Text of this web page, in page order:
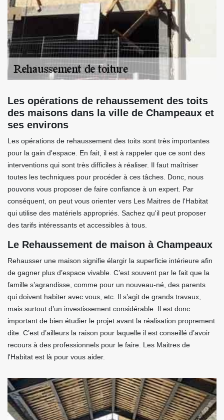
Les opérations de rehaussement des toits
des maisons dans la ville de Champeaux et
ses environs
Les opérations de rehaussement des toits sont très importantes
pour la gain d'espace. En fait, il est à rappeler que ce sont des
interventions qui sont très difficiles à réaliser. Il faut maîtriser
toutes les techniques pour procéder à ces tâches. Donc, nous
pouvons vous proposer de faire confiance à un expert. Par
conséquent, on peut vous orienter vers Les Maitres de l'Habitat
qui utilise des matériels appropriés. Sachez qu'il peut proposer
des tarifs intéressants et accessibles à tous.
Le Rehaussement de maison à Champeaux
Rehausser une maison signifie élargir la superficie intérieure afin
de gagner plus d’espace vivable. C’est souvent par le fait que la
famille s’agrandisse, comme pour un nouveau-né, des parents
qui doivent habiter avec vous, etc. Il s’agit de grands travaux,
mais surtout d’un investissement considérable. Il est donc
important de bien étudier le projet avant la réalisation proprement
dite. C’est d’ailleurs la raison pour laquelle il est conseillé d’avoir
recours à des professionnels pour le faire. Les Maitres de
l'Habitat est là pour vous aider.